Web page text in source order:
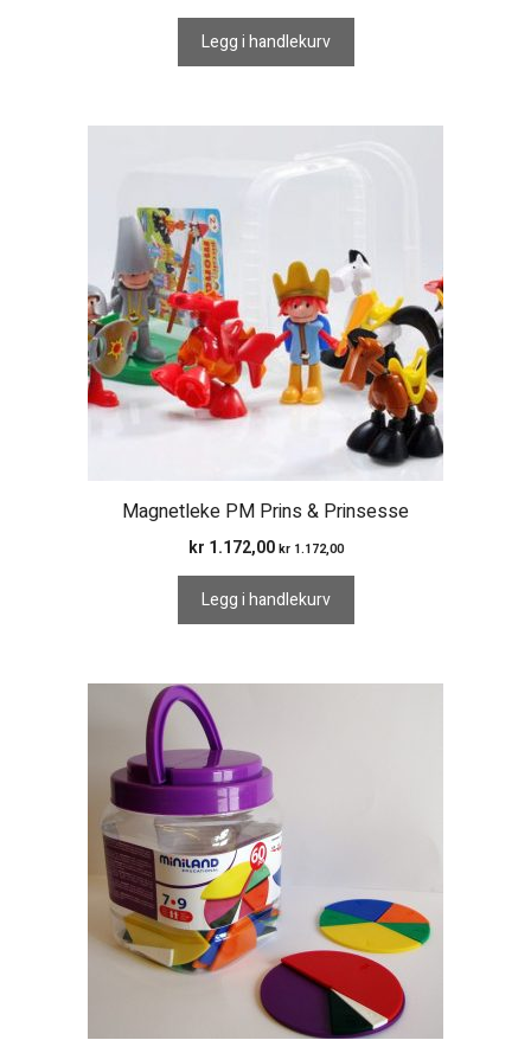
Legg i handlekurv
Magnetleke PM Prins & Prinsesse
kr 1.172,00 kr1.172,00
Legg i handlekurv